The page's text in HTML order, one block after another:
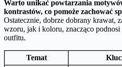
Warto unikać powtarzania
kontrastów, co pomoże zachować
Ostatecznie, dobrze dobrany krawat,
wzoru, jak i koloru, znacząco podnosi
outfitu.
Temat